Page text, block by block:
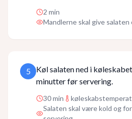
2 min
Mandlerne skal give
5
Køl salaten ned i
minutter før servering.
30min
Salaten skal være kold og